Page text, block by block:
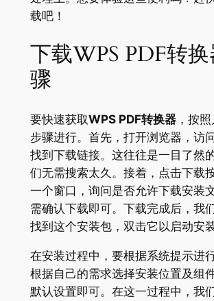
载吧！
下载WPS PDF转
骤
要快速获取WPS PDF转换器，按照
步骤进行。首先，打开浏览器，访
找到下载链接。这往往是一目了然
们无需搜索太久。接着，点击下载
一个窗口，询问是否允许下载安装
需确认下载即可。下载完成后，我
找到这个安装包，双击它以启动安装
在安装过程中，要根据系统提示进
根据自己的需求选择安装位置及组
默认设置即可。在这一过程中，我